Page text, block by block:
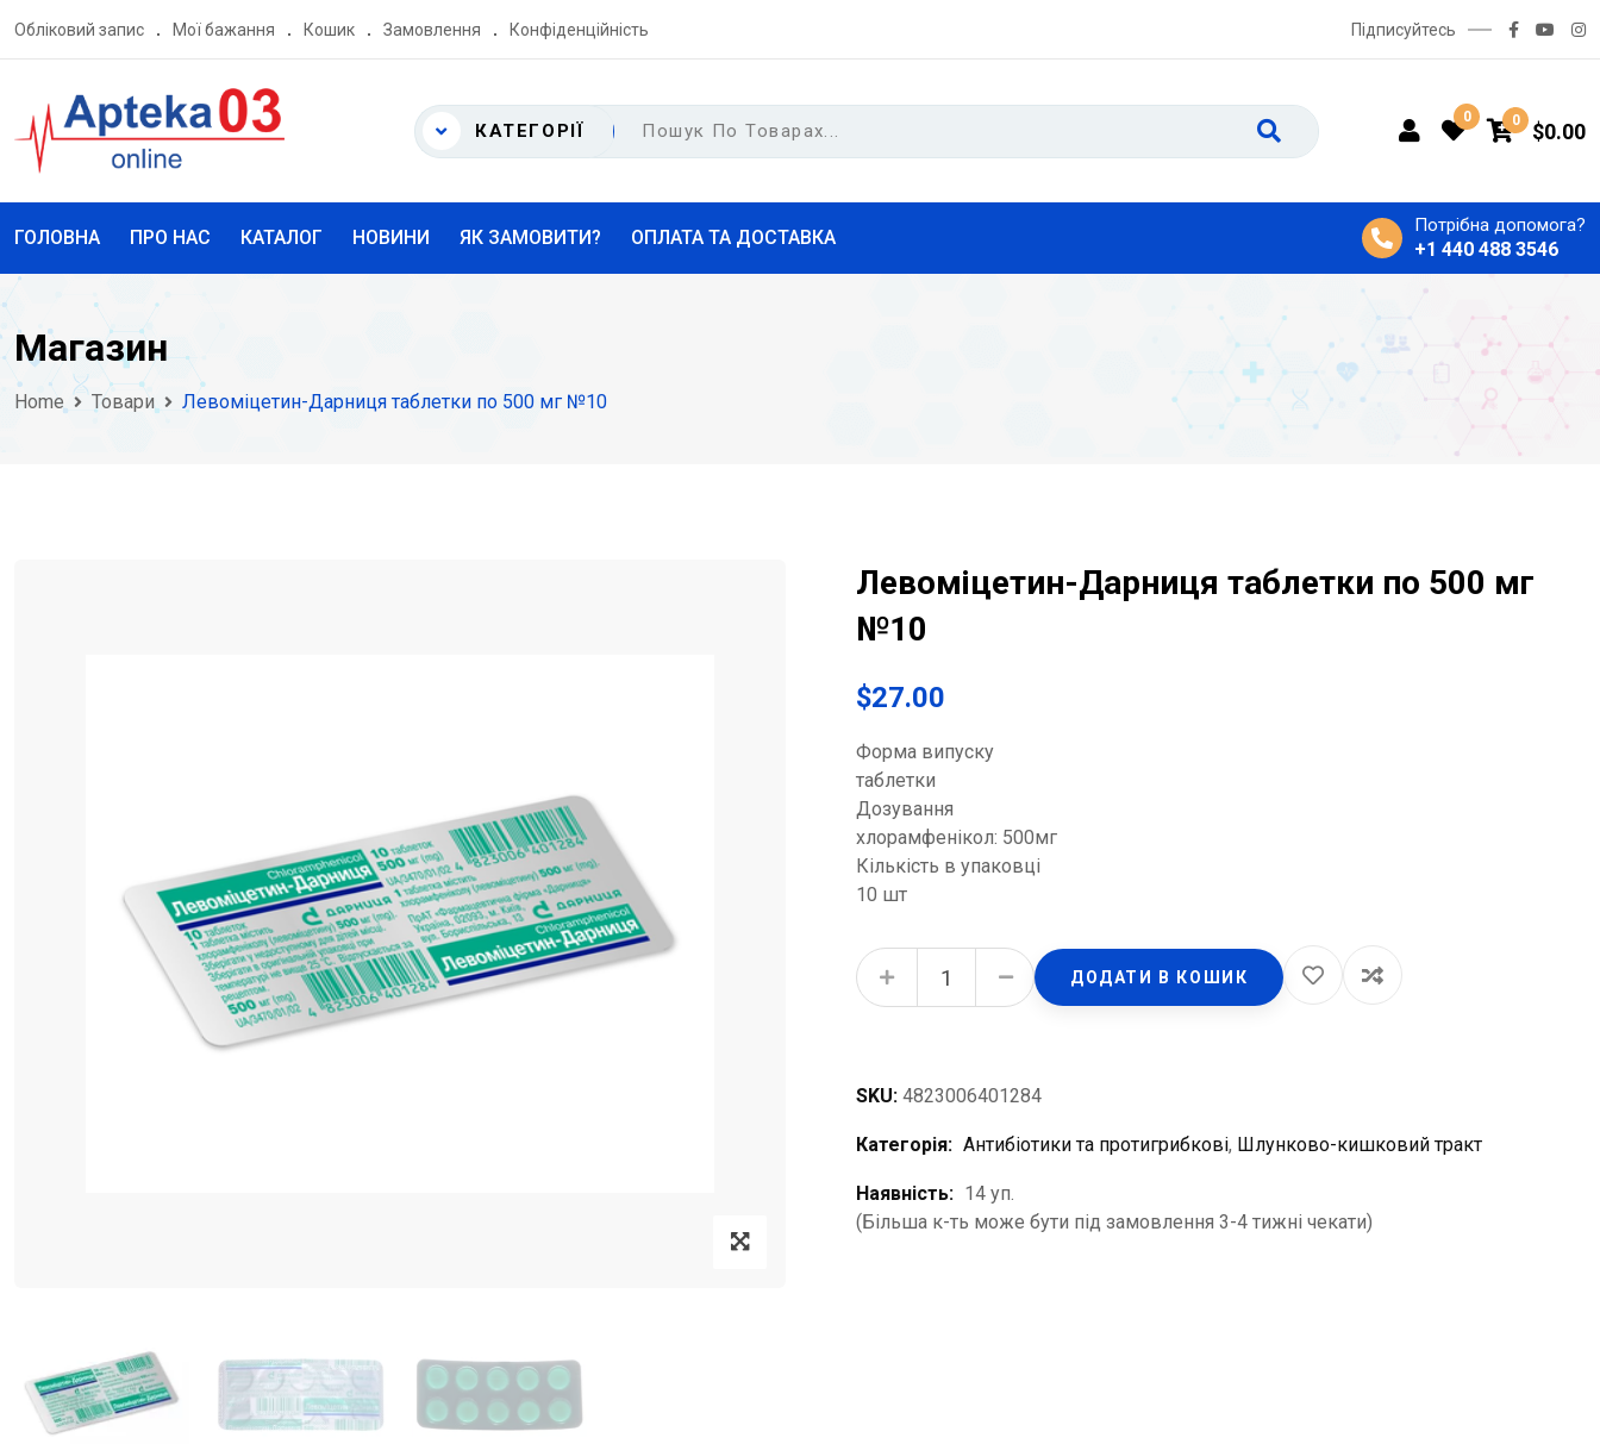
Обліковий запис Мої бажання Кошик Замовлення Конфіденційність Підписуйтесь
КАТЕГОРІЇ
0 0 $0.00
ГОЛОВНА ПРО НАС КАТАЛОГ НОВИНИ ЯК ЗАМОВИТИ? ОПЛАТА ТА ДОСТАВКА
Потрібна допомога?
+1 440 488 3546
Магазин
Home Товари Левоміцетин-Дарниця таблетки по 500 мг №10
Левоміцетин-Дарниця таблетки по 500 мг
№10
$27.00
Форма випуску
таблетки
Дозування
хлорамфенікол: 500мг
Кількість в упаковці
10 шт
Левоміцетин-Дарниця таблетки по 500 мг №10 quantity
ДОДАТИ В КОШИК
SKU: 4823006401284
Категорія: Антибіотики та протигрибкові, Шлунково-кишковий тракт
Наявність: 14 уп.
(Більша к-ть може бути під замовлення 3-4 тижні чекати)